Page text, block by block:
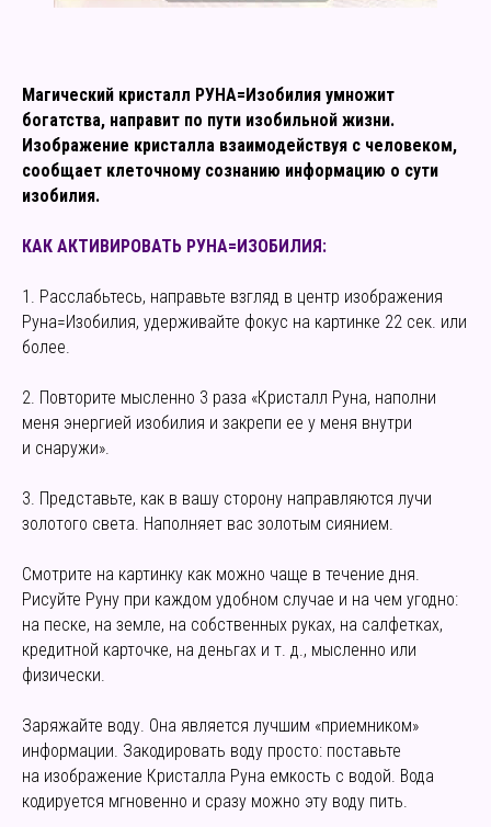
Магический кристалл РУНА=Изобилия умножит
богатства, направит по пути изобильной жизни.
Изображение кристалла взаимодействуя с человеком,
сообщает клеточному сознанию информацию о сути
изобилия.
КАК АКТИВИРОВАТЬ РУНА=ИЗОБИЛИЯ:
1. Расслабьтесь, направьте взгляд в центр изображения
Руна=Изобилия, удерживайте фокус на картинке 22 сек. или
более.
2. Повторите мысленно 3 раза «Кристалл Руна, наполни
меня энергией изобилия и закрепи ее у меня внутри
и снаружи».
3. Представьте, как в вашу сторону направляются лучи
золотого света. Наполняет вас золотым сиянием.
Смотрите на картинку как можно чаще в течение дня.
Рисуйте Руну при каждом удобном случае и на чем угодно:
на песке, на земле, на собственных руках, на салфетках,
кредитной карточке, на деньгах и т. д., мысленно или
физически.
Заряжайте воду. Она является лучшим «приемником»
информации. Закодировать воду просто: поставьте
на изображение Кристалла Руна емкость с водой. Вода
кодируется мгновенно и сразу можно эту воду пить.